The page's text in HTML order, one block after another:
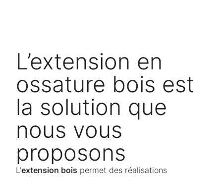
L’extension en
ossature bois est
la solution que
nous vous
proposons
L’extension bois permet des réalisations